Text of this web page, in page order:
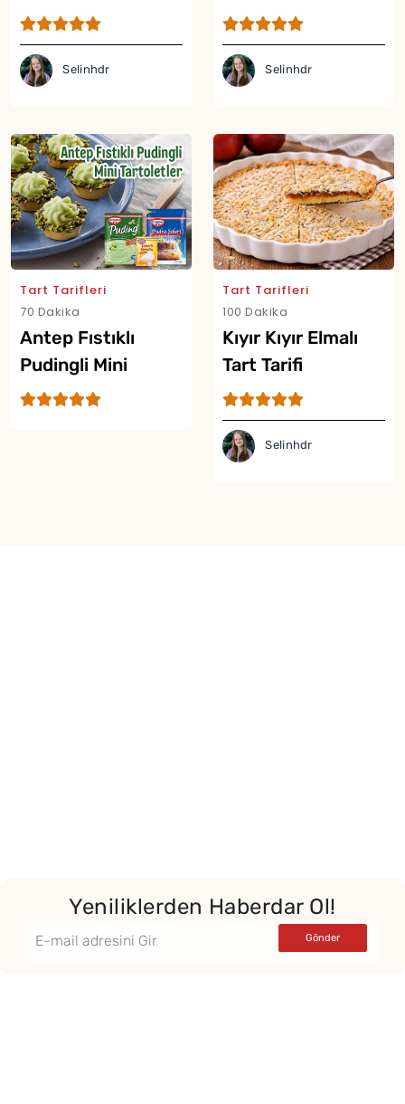
Selinhdr Selinhdr
Tart Tarifleri
70 Dakika
Antep Fıstıklı
Pudingli Mini
Tartoletler
Tart Tarifleri
100 Dakika
Kıyır Kıyır Elmalı
Tart Tarifi
Selinhdr
Yeniliklerden Haberdar Ol!